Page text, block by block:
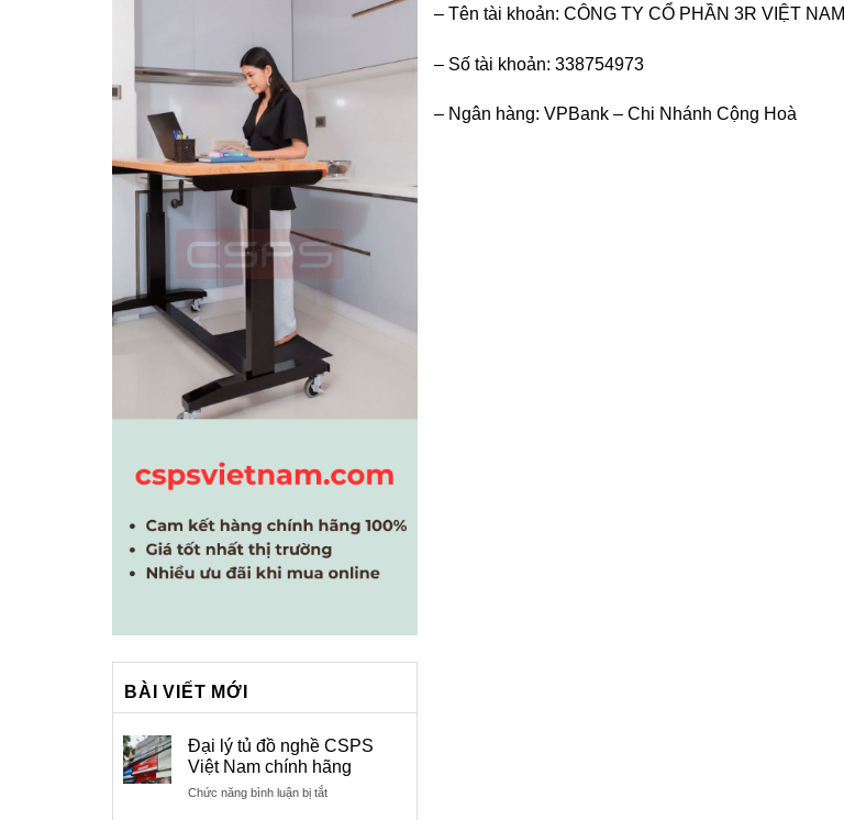
– Tên tài khoản: CÔNG TY CỔ PHẦN 3R VIỆT NAM
– Số tài khoản: 338754973
– Ngân hàng: VPBank – Chi Nhánh Cộng Hoà
BÀI VIẾT MỚI
Đại lý tủ đồ nghề CSPS
Việt Nam chính hãng
Chức năng bình luận bị tắtở